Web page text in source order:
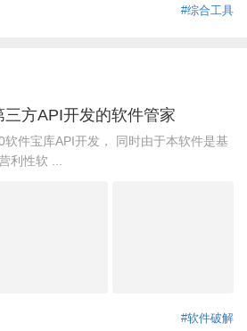
#综合工具
方API开发的软件管家
件宝库API开发， 同时由于本软件是基
利性软 ...
#软件破解